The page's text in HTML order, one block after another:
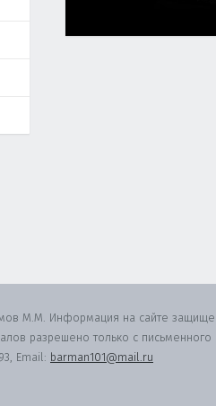
М.М. Информация на сайте
разрешено только с письменного
, Email: barman101@mail.ru